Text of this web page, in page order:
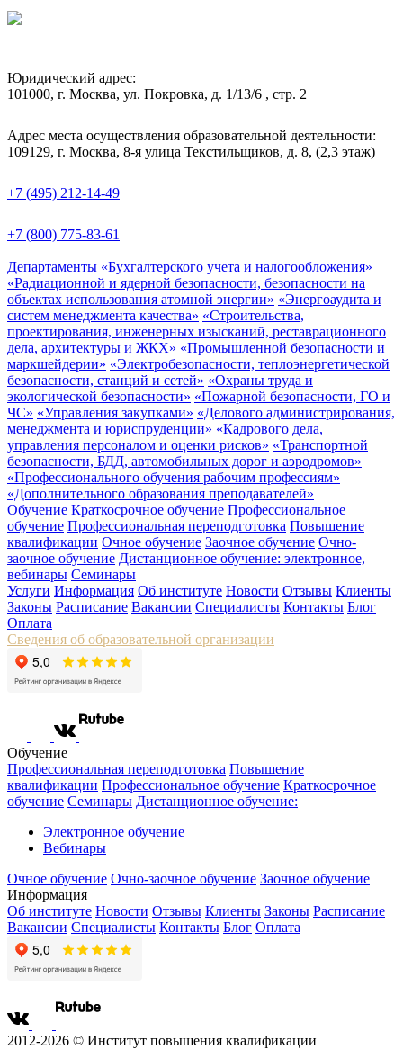
Юридический адрес:
101000, г. Москва, ул. Покровка, д. 1/13/6 , стр. 2
Адрес места осуществления образовательной деятельности:
109129, г. Москва, 8-я улица Текстильщиков, д. 8, (2,3 этаж)
+7 (495) 212-14-49
+7 (800) 775-83-61
Департаменты «Бухгалтерского учета и налогообложения»
«Радиационной и ядерной безопасности, безопасности на
объектах использования атомной энергии» «Энергоаудита и
систем менеджмента качества» «Строительства,
проектирования, инженерных изысканий, реставрационного
дела, архитектуры и ЖКХ» «Промышленной безопасности и
маркшейдерии» «Электробезопасности, теплоэнергетической
безопасности, станций и сетей» «Охраны труда и
экологической безопасности» «Пожарной безопасности, ГО и
ЧС» «Управления закупками» «Делового администрирования,
менеджмента и юриспруденции» «Кадрового дела,
управления персоналом и оценки рисков» «Транспортной
безопасности, БДД, автомобильных дорог и аэродромов»
«Профессионального обучения рабочим профессиям»
«Дополнительного образования преподавателей»
Обучение Краткосрочное обучение Профессиональное
обучение Профессиональная переподготовка Повышение
квалификации Очное обучение Заочное обучение Очно-
заочное обучение Дистанционное обучение: электронное,
вебинары Семинары
Услуги Информация Об институте Новости Отзывы Клиенты
Законы Расписание Вакансии Специалисты Контакты Блог
Оплата
Сведения об образовательной организации
Обучение
Профессиональная переподготовка Повышение
квалификации Профессиональное обучение Краткосрочное
обучение Семинары Дистанционное обучение:
Электронное обучение
Вебинары
Очное обучение Очно-заочное обучение Заочное обучение
Информация
Об институте Новости Отзывы Клиенты Законы Расписание
Вакансии Специалисты Контакты Блог Оплата
2012-2026 © Институт повышения квалификации